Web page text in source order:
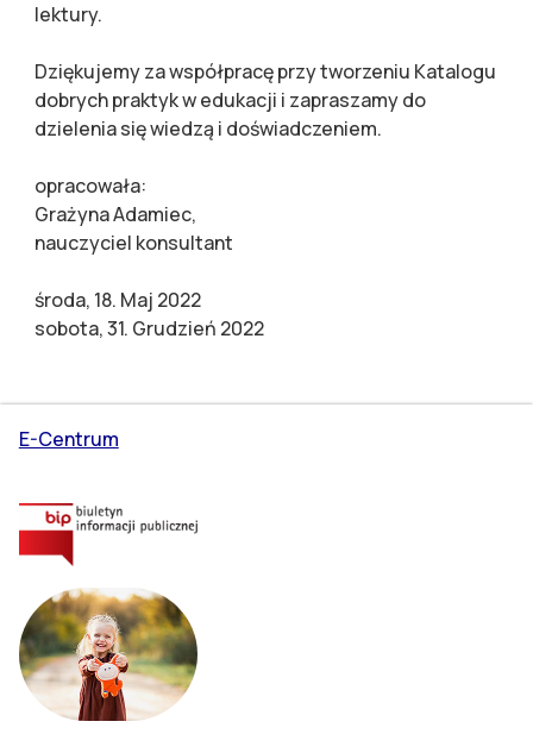
lektury.
Dziękujemy za współpracę przy tworzeniu Katalogu
dobrych praktyk w edukacji i zapraszamy do
dzielenia się wiedzą i doświadczeniem.
opracowała:
Grażyna Adamiec,
nauczyciel konsultant
środa, 18. Maj 2022
sobota, 31. Grudzień 2022
E-Centrum